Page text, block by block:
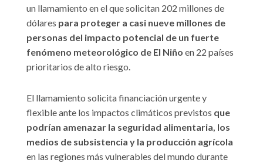
un llamamiento en el que solicitan 202 millones de
dólares para proteger a casi nueve millones de
personas del impacto potencial de un fuerte
fenómeno meteorológico de El Niño en 22 países
prioritarios de alto riesgo.
El llamamiento solicita financiación urgente y
flexible ante los impactos climáticos previstos que
podrían amenazar la seguridad alimentaria, los
medios de subsistencia y la producción agrícola
en las regiones más vulnerables del mundo durante